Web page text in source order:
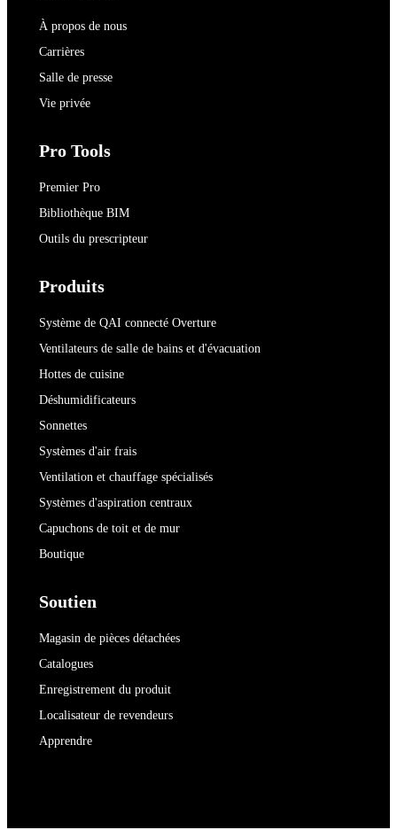
À propos de nous
Carrières
Salle de presse
Vie privée
Pro Tools
Premier Pro
Bibliothèque BIM
Outils du prescripteur
Produits
Système de QAI connecté Overture
Ventilateurs de salle de bains et d'évacuation
Hottes de cuisine
Déshumidificateurs
Sonnettes
Systèmes d'air frais
Ventilation et chauffage spécialisés
Systèmes d'aspiration centraux
Capuchons de toit et de mur
Boutique
Soutien
Magasin de pièces détachées
Catalogues
Enregistrement du produit
Localisateur de revendeurs
Apprendre